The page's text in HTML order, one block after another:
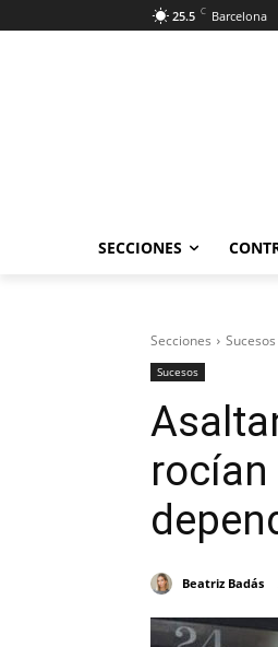
25.5 C Barcelona
SECCIONES
Secciones Sucesos
Sucesos
Beatriz Badás